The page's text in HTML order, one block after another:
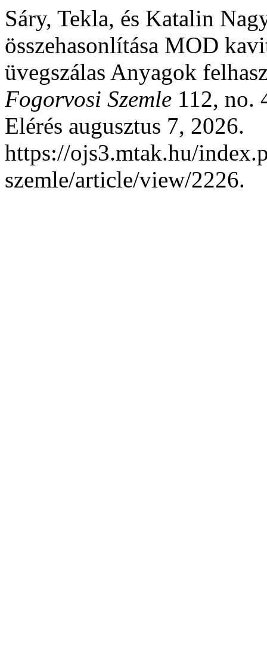
Sáry, Tekla, és Katalin
összehasonlítása MOD
üvegszálas Anyagok
Fogorvosi Szemle 112, no.
Elérés augusztus 7, 2026.
https://ojs3.mtak.hu/
szemle/article/view/2226.